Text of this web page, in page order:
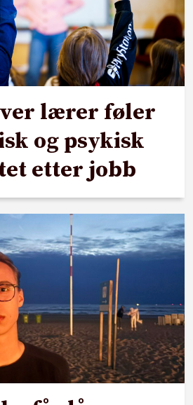
lærer føler
og psykisk
etter jobb